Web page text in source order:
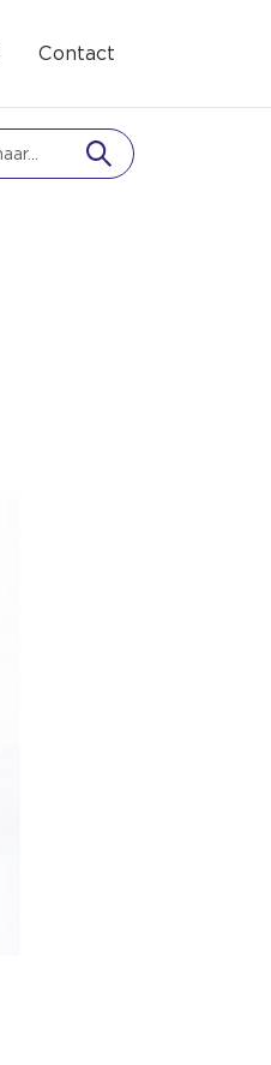
Contact